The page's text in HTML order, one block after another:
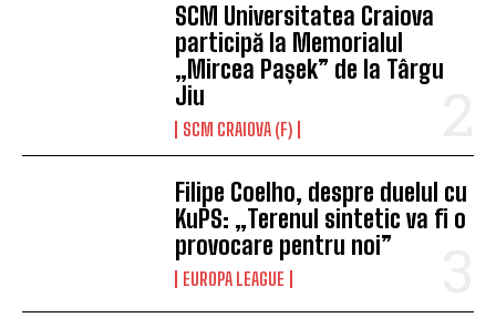
SCM Universitatea Craiova
participă la Memorialul
„Mircea Pașek” de la Târgu
Jiu
SCM CRAIOVA (F)
Filipe Coelho, despre duelul cu
KuPS: „Terenul sintetic va fi o
provocare pentru noi”
EUROPA LEAGUE